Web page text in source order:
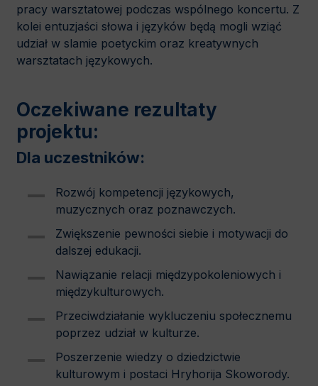
pracy warsztatowej podczas wspólnego koncertu. Z
kolei entuzjaści słowa i języków będą mogli wziąć
udział w slamie poetyckim oraz kreatywnych
warsztatach językowych.
Oczekiwane rezultaty
projektu:
Dla uczestników:
Rozwój kompetencji językowych,
muzycznych oraz poznawczych.
Zwiększenie pewności siebie i motywacji do
dalszej edukacji.
Nawiązanie relacji międzypokoleniowych i
międzykulturowych.
Przeciwdziałanie wykluczeniu społecznemu
poprzez udział w kulturze.
Poszerzenie wiedzy o dziedzictwie
kulturowym i postaci Hryhorija Skoworody.